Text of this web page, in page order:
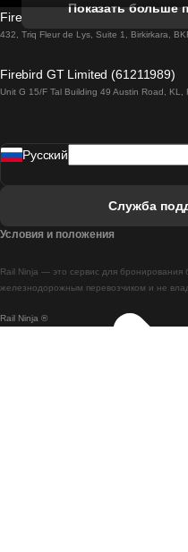
Поезд
Поезд
Поезд
Поезд
Показать больше
Firebird GT Limited (OC 1451)
432, Triq Fleur de Lys, Suite 1, Birkirkara,
Firebird GT Limited (61211989)
Unit G 15/F Tal Building 49 Austin Road, KL,
Rail Ninja ®
Rail Ninja — это сервис для бронирования
железнодорожным перевозчиком и не
Pусский
Служба
Условия и положения